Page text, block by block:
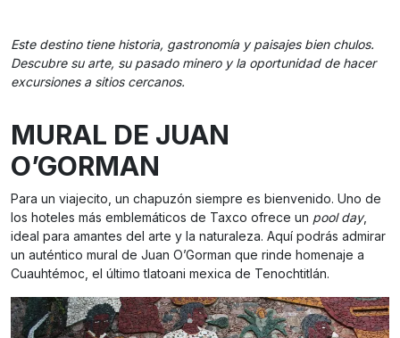
Este destino tiene historia, gastronomía y paisajes bien chulos.
Descubre su arte, su pasado minero y la oportunidad de hacer
excursiones a sitios cercanos.
MURAL DE JUAN
O’GORMAN
Para un viajecito, un chapuzón siempre es bienvenido. Uno de
los hoteles más emblemáticos de Taxco ofrece un pool day,
ideal para amantes del arte y la naturaleza. Aquí podrás admirar
un auténtico mural de Juan O’Gorman que rinde homenaje a
Cuauhtémoc, el último tlatoani mexica de Tenochtitlán.